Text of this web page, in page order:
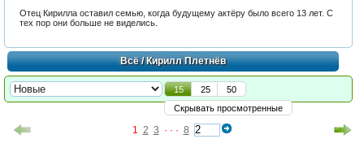
Отец Кирилла оставил семью, когда будущему актёру было всего 13 лет. С
тех пор они больше не виделись.
Всё/ Кирилл Плетнёв
15 25
50
Скрывать просмотренные
1 2 3 · · · 8